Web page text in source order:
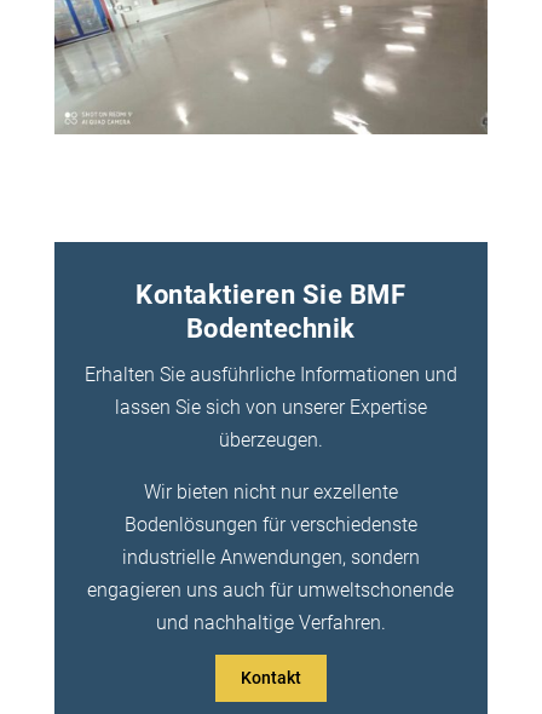
Kontaktieren Sie BMF
Bodentechnik
Erhalten Sie ausführliche Informationen und
lassen Sie sich von unserer Expertise
überzeugen.
Wir bieten nicht nur exzellente
Bodenlösungen für verschiedenste
industrielle Anwendungen, sondern
engagieren uns auch für umweltschonende
und nachhaltige Verfahren.
Kontakt